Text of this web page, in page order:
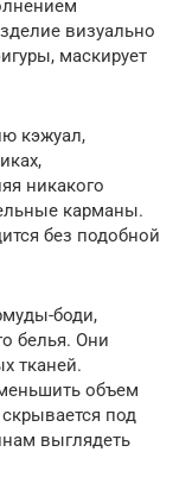
визуально
маскирует
кэжуал,
никакого
карманы.
без подобной
боди,
белья. Они
тканей.
объем
под
выглядеть